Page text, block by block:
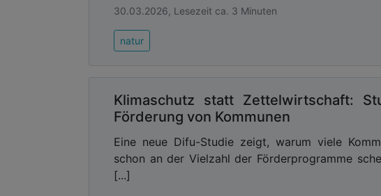
30.03.2026, Lesezeit ca. 3 Minuten
natur
Klimaschutz statt Zettelwirtschaft:
Förderung von Kommunen
Eine neue Difu-Studie zeigt, warum viele
schon an der Vielzahl der Förderprogramme
[...]